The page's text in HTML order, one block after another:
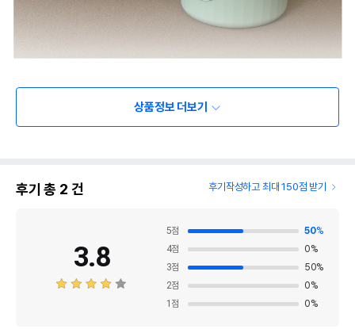
상품정보 더보기
후기 총 2 건 후기작성하고 최대 150점 받기
3.8
5점 50%
4점 0%
3점 50%
2점 0%
1 점 0%